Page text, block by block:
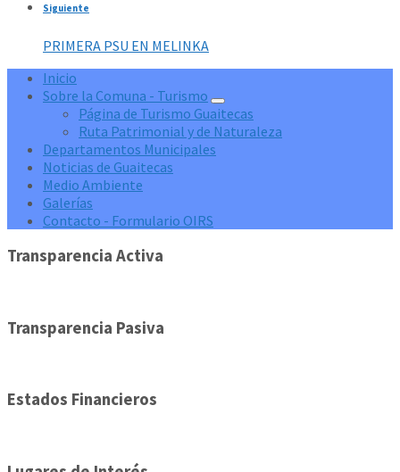
Siguiente
PRIMERA PSU EN MELINKA
Inicio
Sobre la Comuna - Turismo
Página de Turismo Guaitecas
Ruta Patrimonial y de Naturaleza
Departamentos Municipales
Noticias de Guaitecas
Medio Ambiente
Galerías
Contacto - Formulario OIRS
Transparencia Activa
Transparencia Pasiva
Estados Financieros